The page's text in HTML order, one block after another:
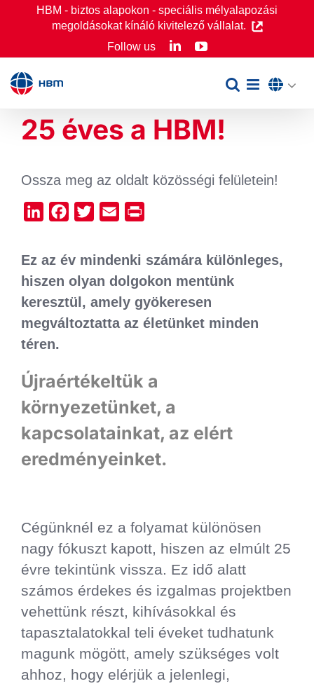
HBM - biztos alapokon - speciális mélyalapozási
megoldásokat kínáló kivitelező vállalat.
Follow us
LinkedInYouTube
25 éves a HBM!
Ossza meg az oldalt közösségi felületein!
LinkedInFacebook
Twitter Email
Ez az év mindenki számára különleges,
hiszen olyan dolgokon mentünk
keresztül, amely gyökeresen
megváltoztatta az életünket minden
téren.
Újraértékeltük a
környezetünket, a
kapcsolatainkat, az elért
eredményeinket.
Cégünknél ez a folyamat különösen
nagy fókuszt kapott, hiszen az elmúlt 25
évre tekintünk vissza. Ez idő alatt
számos érdekes és izgalmas projektben
vehettünk részt, kihívásokkal és
tapasztalatokkal teli éveket tudhatunk
magunk mögött, amely szükséges volt
ahhoz, hogy elérjük a jelenlegi,